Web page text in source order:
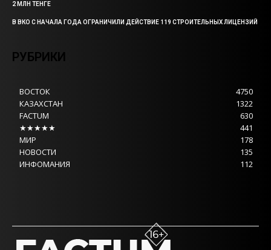
2 МЛН ТЕНГЕ
В ВКО С НАЧАЛА ГОДА ОГРАНИЧИЛИ ДЕЙСТВИЕ 119 СТРОИТЕЛЬНЫХ ЛИЦЕНЗИЙ
РУБРИКИ
ВОСТОК
4750
КАЗАХСТАН
1322
FACTUM
630
★★★★★
441
МИР
178
НОВОСТИ
135
ИНФОМАНИЯ
112